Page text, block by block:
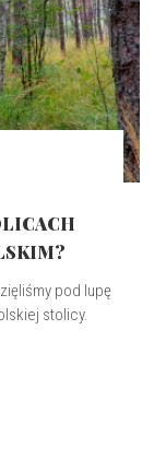
pod lupę
stolicy.